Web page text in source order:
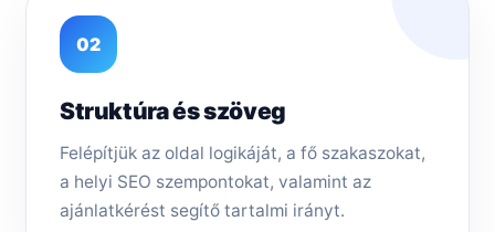
02
Struktúra és szöveg
Felépítjük az oldal logikáját, a fő szakaszokat,
a helyi SEO szempontokat, valamint az
ajánlatkérést segítő tartalmi irányt.